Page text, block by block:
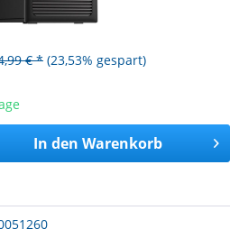
€ * (23,53% gespart)
In den Warenkorb